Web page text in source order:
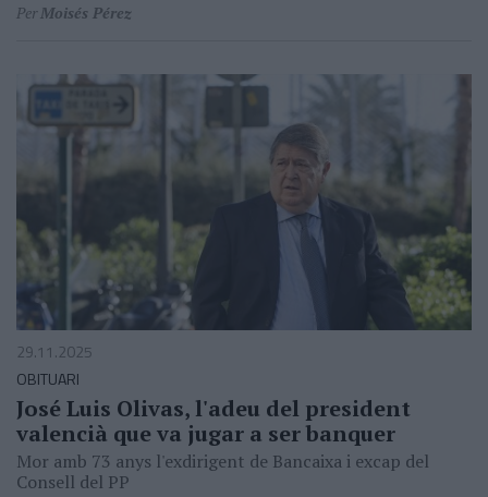
PerMoisés Pérez
29.11.2025
OBITUARI
José Luis Olivas, l'adeu del president
valencià que va jugar a ser banquer
Mor amb 73 anys l'exdirigent de Bancaixa i excap del
Consell del PP